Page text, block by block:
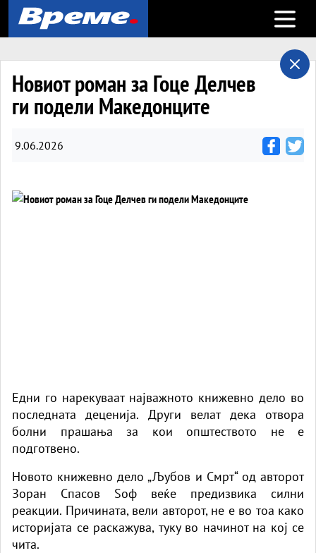
Open
Новиот роман за Гоце Делчев
ги подели Македонците
9.06.2026
Едни го нарекуваат најважното книжевно дело во
последната деценија. Други велат дека отвора
болни прашања за кои општеството не е
подготвено.
Новото книжевно дело „Љубов и Смрт“ од авторот
Зоран Спасов Sоф веќе предизвика силни
реакции. Причината, вели авторот, не е во тоа како
историјата се раскажува, туку во начинот на кој се
чита.